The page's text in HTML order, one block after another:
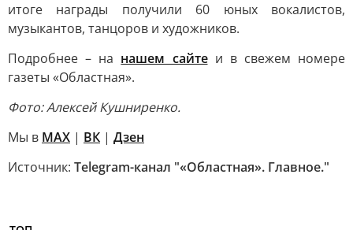
итоге награды получили 60 юных вокалистов,
музыкантов, танцоров и художников.
Подробнее – на нашем сайтеи в свежем номере
газеты «Областная».
Фото: Алексей Кушниренко.
Мы в MAX | ВК | Дзен
Источник: Telegram-канал "«Областная». Главное."